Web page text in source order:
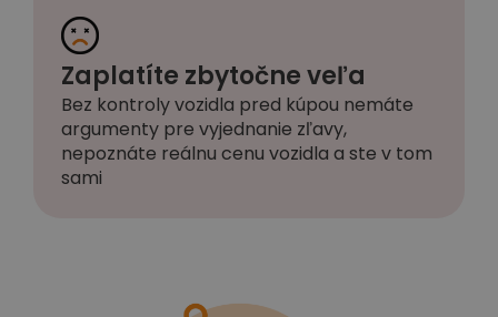
Zaplatíte zbytočne veľa
Bez kontroly vozidla pred kúpou nemáte
argumenty pre vyjednanie zľavy,
nepoznáte reálnu cenu vozidla a ste v tom
sami